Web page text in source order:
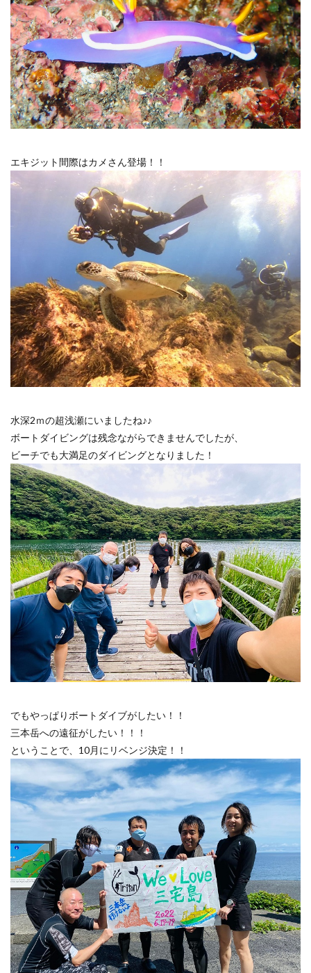
エキジット間際はカメさん登場！！
水深2ｍの超浅瀬にいましたね♪♪
ボートダイビングは残念ながらできませんでしたが、
ビーチでも大満足のダイビングとなりました！
でもやっぱりボートダイブがしたい！！
三本岳への遠征がしたい！！！
ということで、10月にリベンジ決定！！